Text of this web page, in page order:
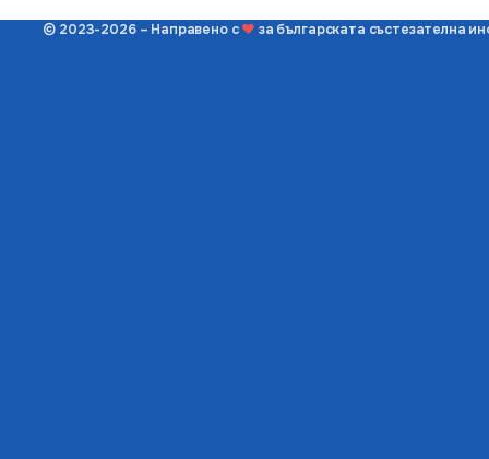
© 2023-2026 – Направено с❤ за българската състезателна